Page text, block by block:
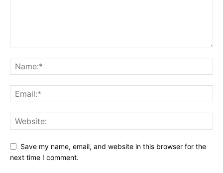
Save my name, email, and website in this browser for the
next time I comment.